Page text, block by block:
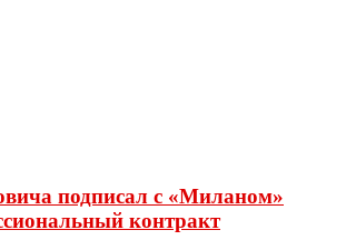
подписал с «Миланом»
контракт